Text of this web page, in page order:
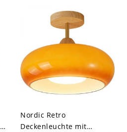
Nordic Retro
Deckenleuchte mit